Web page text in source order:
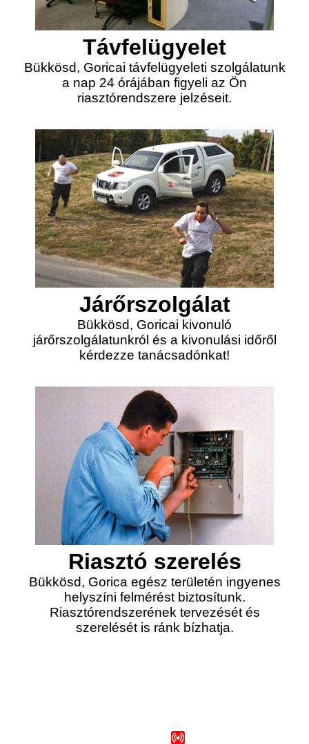
Távfelügyelet
Bükkösd, Goricai távfelügyeleti szolgálatunk
a nap 24 órájában figyeli az Ön
riasztórendszere jelzéseit.
Járőrszolgálat
Bükkösd, Goricai kivonuló
járőrszolgálatunkról és a kivonulási időről
kérdezze tanácsadónkat!
Riasztó szerelés
Bükkösd, Gorica egész területén ingyenes
helyszíni felmérést biztosítunk.
Riasztórendszerének tervezését és
szerelését is ránk bízhatja.